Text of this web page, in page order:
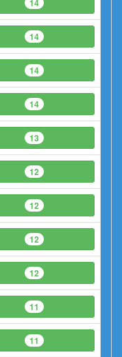
14
14
14
14
13
12
12
12
12
11
11